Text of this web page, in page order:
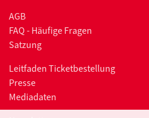
AGB
FAQ - Häufige Fragen
Satzung
Leitfaden Ticketbestellung
Presse
Mediadaten